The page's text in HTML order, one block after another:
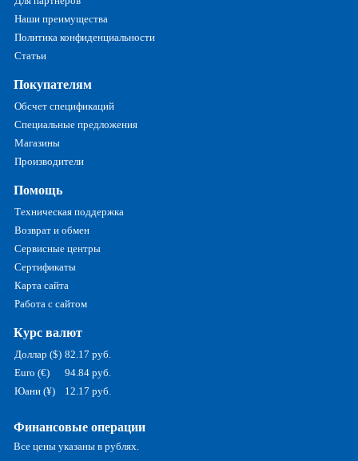
Наши преимущества
Политика конфиденциальности
Статьи
Покупателям
Обсчет спецификаций
Специальные предложения
Магазины
Производители
Помощь
Техническая поддержка
Возврат и обмен
Сервисные центры
Сертификаты
Карта сайта
Работа с сайтом
Курс валют
Доллар ($) 82.17 руб.
Euro (€)
94.84 руб.
Юани (¥)
12.17 руб.
Финансовые операции
Все цены указаны в рублях.